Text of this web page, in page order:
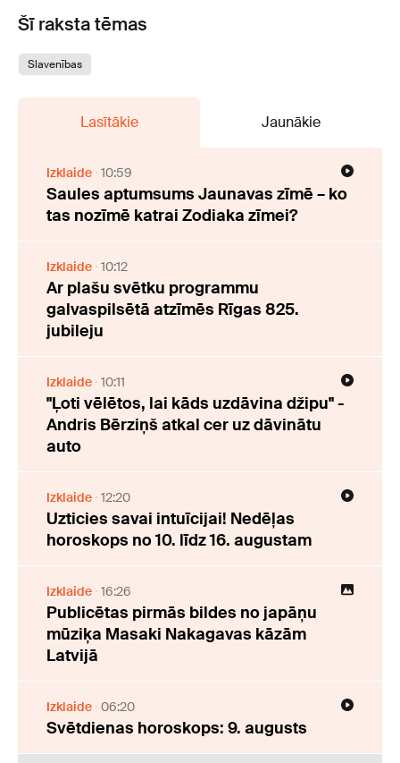
Šī raksta tēmas
Slavenības
Lasītākie Jaunākie
Izklaide 10:59
Saules aptumsums Jaunavas zīmē – ko
tas nozīmē katrai Zodiaka zīmei?
Izklaide 10:12
Ar plašu svētku programmu
galvaspilsētā atzīmēs Rīgas 825.
jubileju
Izklaide 10:11
"Ļoti vēlētos, lai kāds uzdāvina džipu" -
Andris Bērziņš atkal cer uz dāvinātu
auto
Izklaide 12:20
Uzticies savai intuīcijai! Nedēļas
horoskops no 10. līdz 16. augustam
Izklaide 16:26
Publicētas pirmās bildes no japāņu
mūziķa Masaki Nakagavas kāzām
Latvijā
Izklaide 06:20
Svētdienas horoskops: 9. augusts